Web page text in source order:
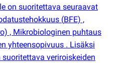
on suoritettava seuraavat
(BFE) ,
, Mikrobiologinen puhtaus
yhteensopivuus . Lisäksi
veriroiskeiden